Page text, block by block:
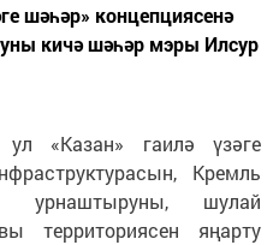
шәһәр» концепциясенә
кичә шәһәр мэры Илсур
«Казан» гаилә үзәге
Кремль
урнаштыруны, шулай
территориясен яңарту